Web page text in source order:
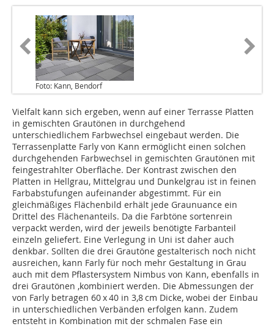
Foto: Kann, Bendorf
Vielfalt kann sich ergeben, wenn auf einer Terrasse Platten
in gemischten Grautönen in durchgehend
unterschiedlichem Farbwechsel eingebaut werden. Die
Terrassenplatte Farly von Kann ermöglicht einen solchen
durchgehenden Farbwechsel in gemischten Grautönen mit
feingestrahlter Oberfläche. Der Kontrast zwischen den
Platten in Hellgrau, Mittelgrau und Dunkelgrau ist in feinen
Farbabstufungen aufeinander abgestimmt. Für ein
gleichmäßiges Flächenbild erhält jede Graunuance ein
Drittel des Flächenanteils. Da die Farbtöne sortenrein
verpackt werden, wird der jeweils benötigte Farbanteil
einzeln geliefert. Eine Verlegung in Uni ist daher auch
denkbar. Sollten die drei Grautöne gestalterisch noch nicht
ausreichen, kann Farly für noch mehr Gestaltung in Grau
auch mit dem Pflastersys­tem Nimbus von Kann, ebenfalls in
drei Grautönen ,kombiniert werden. Die Abmessungen der
von Farly betragen 60 x 40 in 3,8 cm Dicke, wobei der Einbau
in unterschiedlichen Verbänden erfolgen kann. Zudem
entsteht in Kombination mit der schmalen Fase ein